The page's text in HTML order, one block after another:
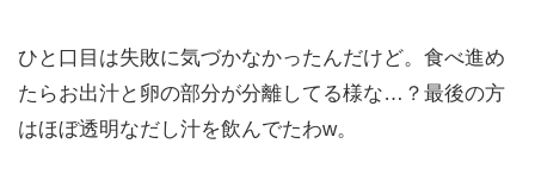
ひと口目は失敗に気づかなかったんだけど。食べ進め
たらお出汁と卵の部分が分離してる様な…？最後の方
はほぼ透明なだし汁を飲んでたわw。